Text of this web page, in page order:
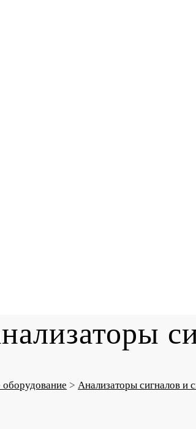
> Анализаторы сигналов и